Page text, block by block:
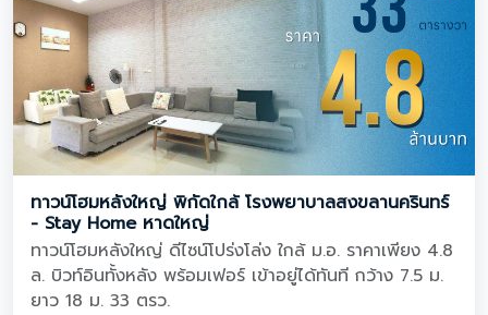
ทาวน์โฮมหลังใหญ่ พิกัดใกล้ โรงพยาบาลสงขลานครินทร์
- Stay Home หาดใหญ่
ทาวน์โฮมหลังใหญ่ ดีไซน์โปร่งโล่ง ใกล้ ม.อ. ราคาเพียง 4.8
ล. บิวท์อินทั้งหลัง พร้อมเฟอร์ เข้าอยู่ได้ทันที กว้าง 7.5 ม.
ยาว 18 ม. 33 ตรว.